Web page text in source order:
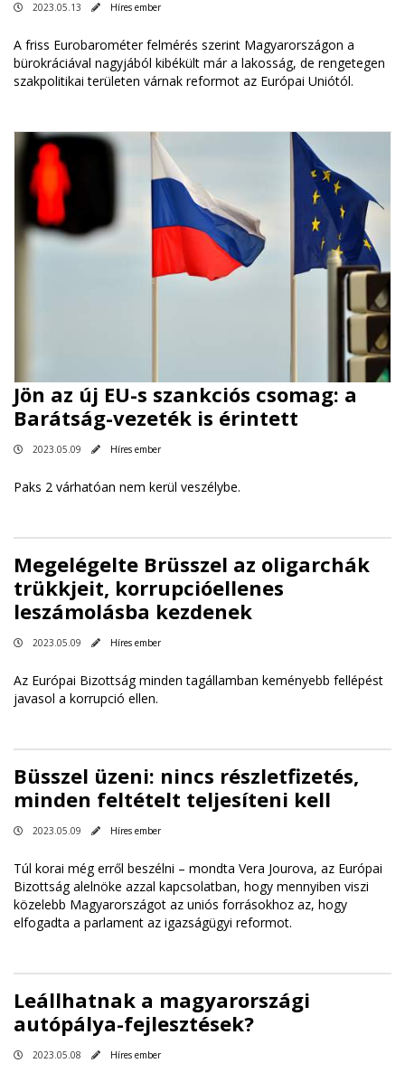
2023.05.13 Híres ember
A friss Eurobarométer felmérés szerint Magyarországon a
bürokráciával nagyjából kibékült már a lakosság, de rengetegen
szakpolitikai területen várnak reformot az Európai Uniótól.
Jön az új EU-s szankciós csomag: a
Barátság-vezeték is érintett
2023.05.09 Híres ember
Paks 2 várhatóan nem kerül veszélybe.
Megelégelte Brüsszel az oligarchák
trükkjeit, korrupcióellenes
leszámolásba kezdenek
2023.05.09 Híres ember
Az Európai Bizottság minden tagállamban keményebb fellépést
javasol a korrupció ellen.
Büsszel üzeni: nincs részletfizetés,
minden feltételt teljesíteni kell
2023.05.09 Híres ember
Túl korai még erről beszélni – mondta Vera Jourova, az Európai
Bizottság alelnöke azzal kapcsolatban, hogy mennyiben viszi
közelebb Magyarországot az uniós forrásokhoz az, hogy
elfogadta a parlament az igazságügyi reformot.
Leállhatnak a magyarországi
autópálya-fejlesztések?
2023.05.08 Híres ember